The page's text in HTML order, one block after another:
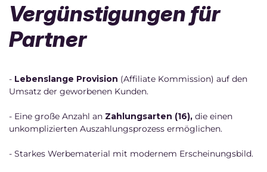
Vergünstigungen für
Partner
- Lebenslange Provision (Affiliate Kommission) auf den
Umsatz der geworbenen Kunden.
- Eine große Anzahl an Zahlungsarten (16), die einen
unkomplizierten Auszahlungsprozess ermöglichen.
- Starkes Werbematerial mit modernem Erscheinungsbild.